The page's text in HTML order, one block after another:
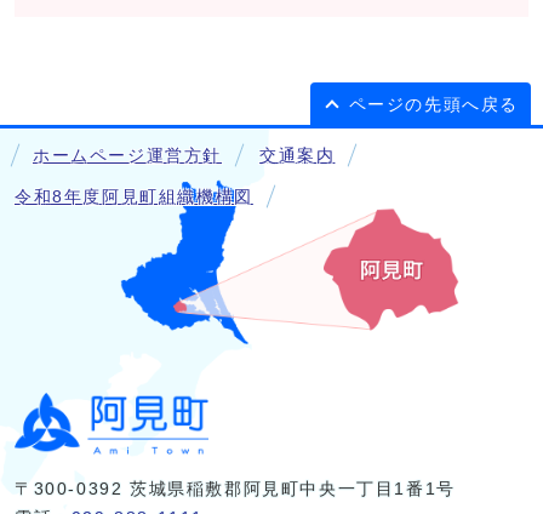
ページの先頭へ戻る
ホームページ運営方針 交通案内
令和8年度阿見町組織機構図
〒300-0392 茨城県稲敷郡阿見町中央一丁目1番1号